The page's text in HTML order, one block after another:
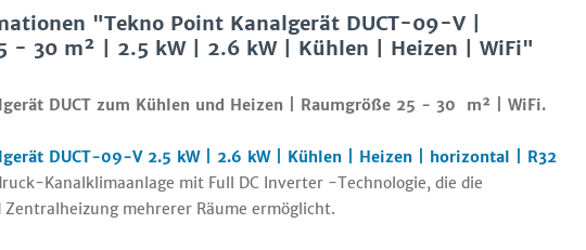
"Tekno Point Kanalgerät DUCT-09-V |
- 30 m² | 2.5 kW | 2.6 kW | Kühlen | Heizen | WiFi"
DUCT zum Kühlen und Heizen | Raumgröße 25 - 30 m² | WiFi.
DUCT-09-V 2.5 kW | 2.6 kW | Kühlen | Heizen | horizontal | R32
Kanalklimaanlage mit Full DC Inverter -Technologie, die die
mehrerer Räume ermöglicht.